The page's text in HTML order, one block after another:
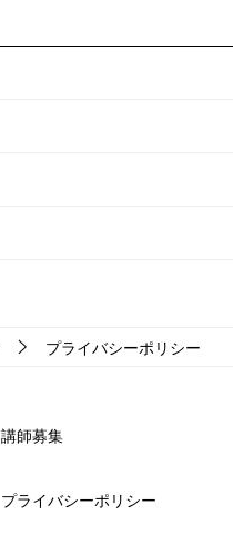
プライバシーポリシー
講師募集
プライバシーポリシー